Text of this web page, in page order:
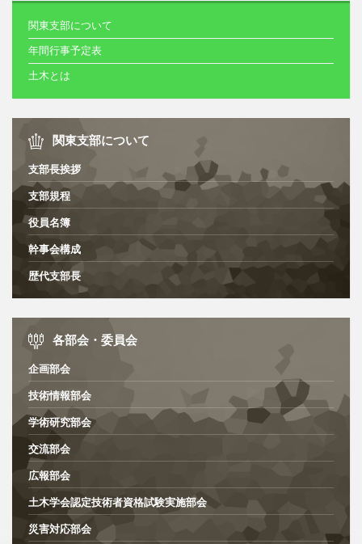
関東支部について
年間行事予定表
土木とは
関東支部について
支部長挨拶
支部規程
役員名簿
幹事会構成
歴代支部長
各部会・委員会
企画部会
技術情報部会
学術研究部会
交流部会
広報部会
土木学会認定技術者資格試験実施部会
災害対応部会